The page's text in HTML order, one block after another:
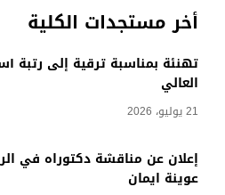
أخر مستجدات الكلية
تهنئة بمناسبة ترقية إلى رتبة
العالي
21 يوليو، 2026
إعلان عن مناقشة دكتوراه في
عوينة ايمان